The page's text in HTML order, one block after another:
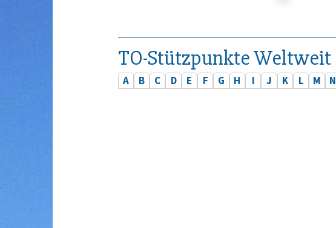
TO-Stützpunkte Weltweit
A B C D E F G H I J K L M N